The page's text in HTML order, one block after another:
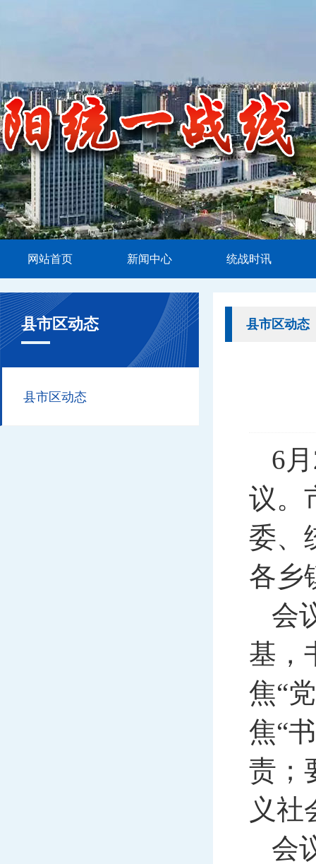
网站首页 新闻中心 统战时讯
县市区动态
6
议。
委、
各乡
会
基，
焦“
焦“
责；
义社
会
县市区动态
县市区动态